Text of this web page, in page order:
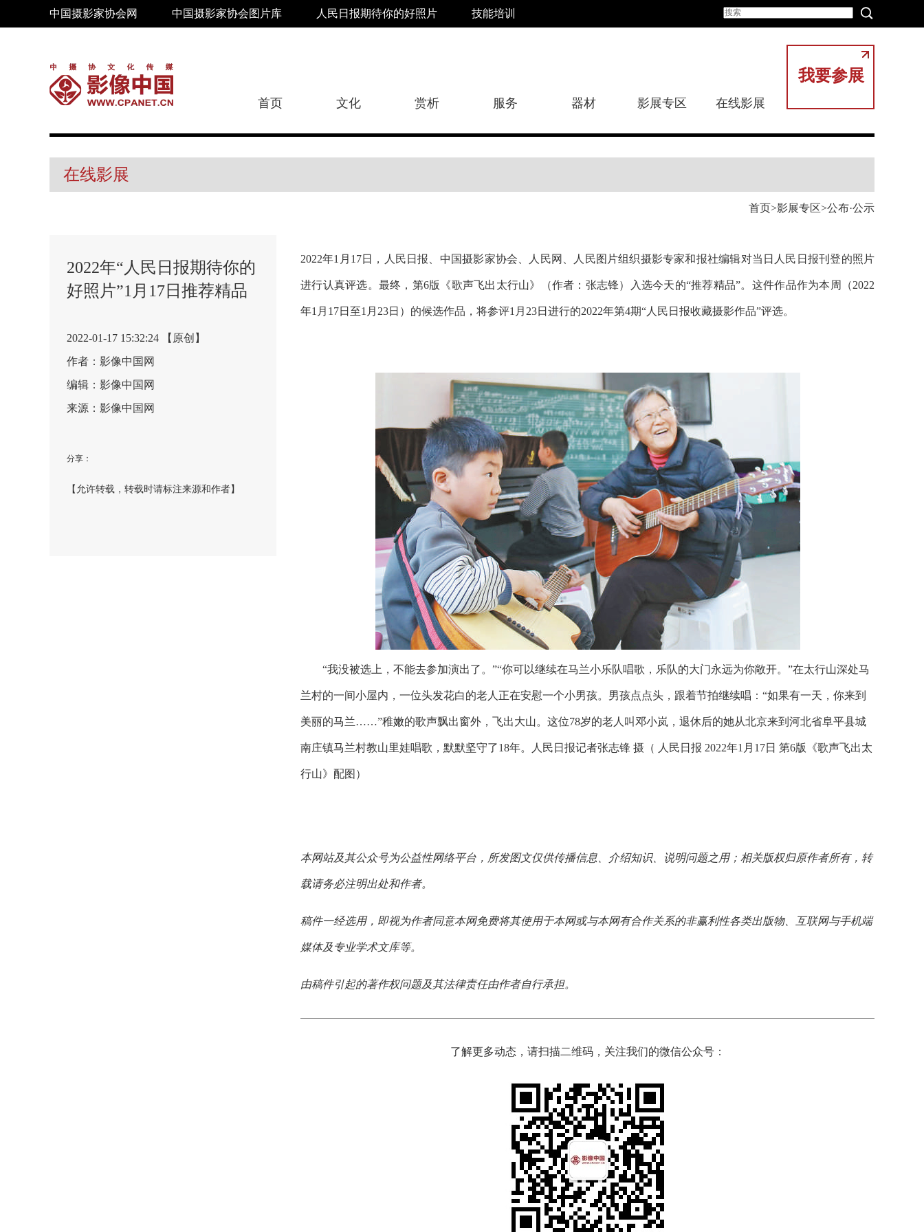
中国摄影家协会网 中国摄影家协会图片库 人民日报期待你的好照片 技能培训
我要参展
首页 文化 赏析 服务 器材 影展专区 在线影展
在线影展
首页 影展专区 公布·公示
2022年“人民日报期待你的
好照片”1月17日推荐精品
2022-01-17 15:32:24 【原创】
作者：影像中国网
编辑：影像中国网
来源：影像中国网
分享：
【允许转载，转载时请标注来源和作者】
2022年1月17日，人民日报、中国摄影家协会、人民网、人民图片组织摄影专家和报社编辑对当日人民日报刊登的照片
进行认真评选。最终，第6版《歌声飞出太行山》（作者： 张志锋）入选今天的“推荐精品”。这件作品作为本周（2022
年1月17日至1月23日）的候选作品，将参评1月23日进行的2022年第4期“人民日报收藏摄影作品”评选。
“我没被选上，不能去参加演出了。”“你可以继续在马兰小乐队唱歌，乐队的大门永远为你敞开。”在太行山深处马
兰村的一间小屋内，一位头发花白的老人正在安慰一个小男孩。男孩点点头，跟着节拍继续唱：“如果有一天，你来到
美丽的马兰……”稚嫩的歌声飘出窗外，飞出大山。 这位78岁的老人叫邓小岚，退休后的她从北京来到河北省阜平县城
南庄镇马兰村教山里娃唱歌，默默坚守了18年。人民日报记者张志锋 摄 （ 人民日报 2022年1月17日 第6版 《歌声飞出太
行山》配图 ）
本网站及其公众号为公益性网络平台，所发图文仅供传播信息、介绍知识、说明问题之用；相关版权归原作者所有，转
载请务必注明出处和作者。
稿件一经选用，即视为作者同意本网免费将其使用于本网或与本网有合作关系的非赢利性各类出版物、互联网与手机端
媒体及专业学术文库等。
由稿件引起的著作权问题及其法律责任由作者自行承担。
了解更多动态，请扫描二维码，关注我们的微信公众号：